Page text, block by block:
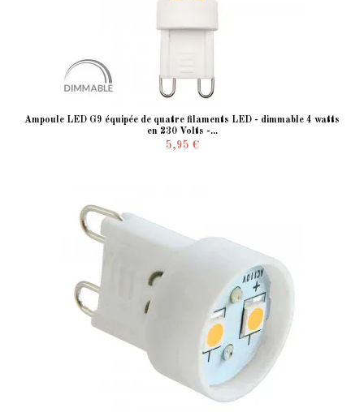
Ampoule LED G9 équipée de quatre filaments LED - dimmable 4 watts
en 230 Volts -...
5,95 €